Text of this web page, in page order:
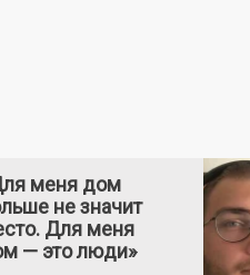
меня дом
не значит
Для меня
— это люди»